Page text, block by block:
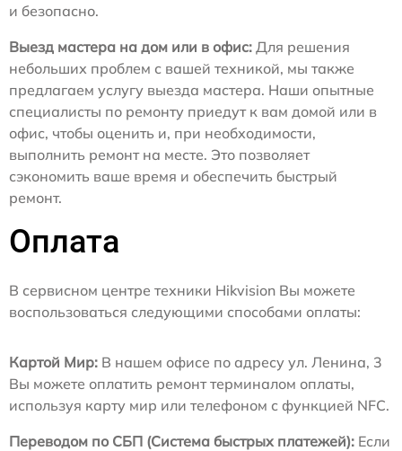
и безопасно.
Выезд мастера на дом или в офис: Для решения
небольших проблем с вашей техникой, мы также
предлагаем услугу выезда мастера. Наши опытные
специалисты по ремонту приедут к вам домой или в
офис, чтобы оценить и, при необходимости,
выполнить ремонт на месте. Это позволяет
сэкономить ваше время и обеспечить быстрый
ремонт.
Оплата
В сервисном центре техники Hikvision Вы можете
воспользоваться следующими способами оплаты:
Картой Мир: В нашем офисе по адресу ул. Ленина, 3
Вы можете оплатить ремонт терминалом оплаты,
используя карту мир или телефоном с функцией NFC.
Переводом по СБП (Система быстрых платежей): Если